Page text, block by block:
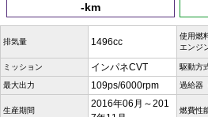
-km
排気量 1496cc
使用燃
エンジ
ミッション インパネCVT 駆動方
最大出力 109ps/6000rpm 過給器
生産期間
2016年06月～201
燃費性